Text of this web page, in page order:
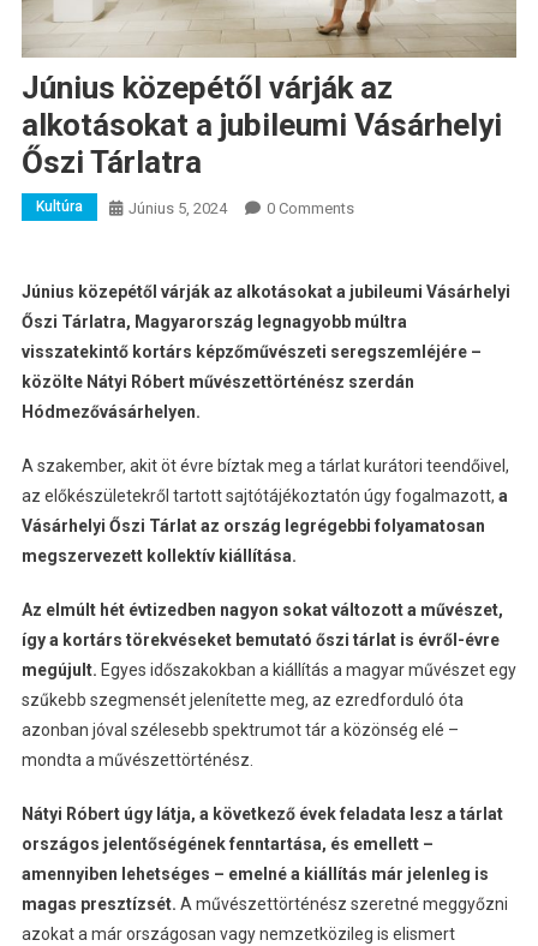
Június közepétől várják az
alkotásokat a jubileumi Vásárhelyi
Őszi Tárlatra
Kultúra Június 5, 2024 0 Comments
Június közepétől várják az alkotásokat a jubileumi Vásárhelyi
Őszi Tárlatra, Magyarország legnagyobb múltra
visszatekintő kortárs képzőművészeti seregszemléjére –
közölte Nátyi Róbert művészettörténész szerdán
Hódmezővásárhelyen.
A szakember, akit öt évre bíztak meg a tárlat kurátori teendőivel,
az előkészületekről tartott sajtótájékoztatón úgy fogalmazott, a
Vásárhelyi Őszi Tárlat az ország legrégebbi folyamatosan
megszervezett kollektív kiállítása.
Az elmúlt hét évtizedben nagyon sokat változott a művészet,
így a kortárs törekvéseket bemutató őszi tárlat is évről-évre
megújult. Egyes időszakokban a kiállítás a magyar művészet egy
szűkebb szegmensét jelenítette meg, az ezredforduló óta
azonban jóval szélesebb spektrumot tár a közönség elé –
mondta a művészettörténész.
Nátyi Róbert úgy látja, a következő évek feladata lesz a tárlat
országos jelentőségének fenntartása, és emellett –
amennyiben lehetséges – emelné a kiállítás már jelenleg is
magas presztízsét. A művészettörténész szeretné meggyőzni
azokat a már országosan vagy nemzetközileg is elismert